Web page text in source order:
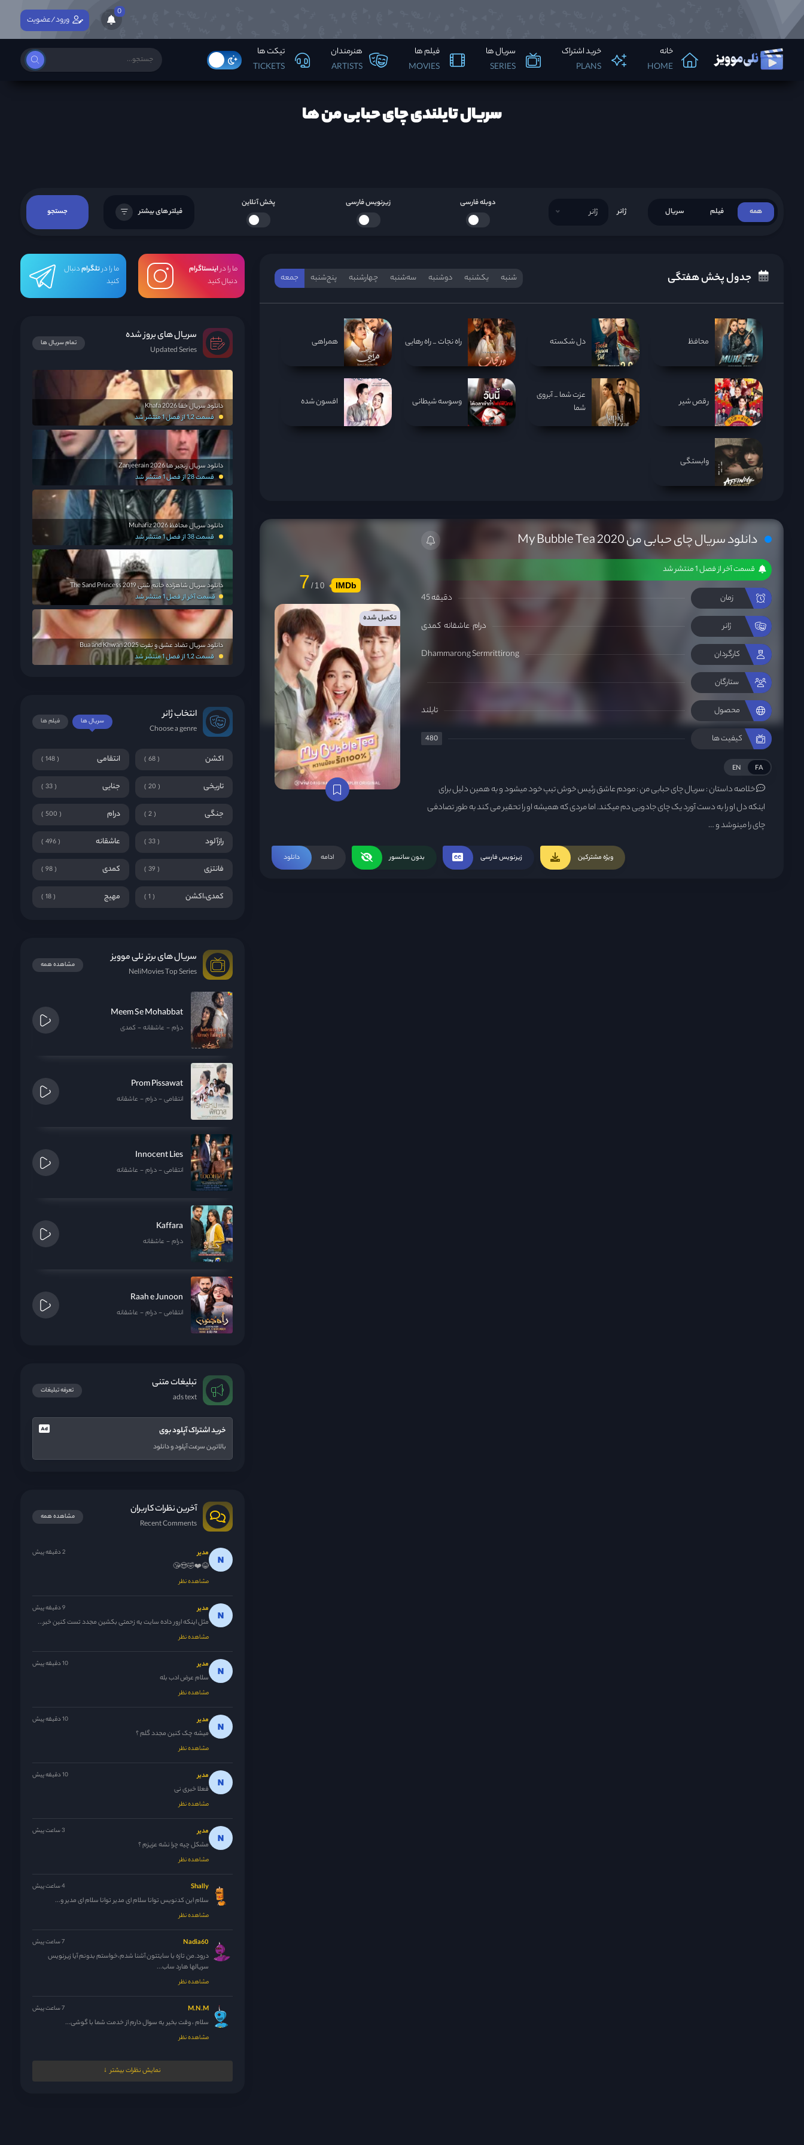
0
خانه
HOME
خرید اشتراک
PLANS
سریال ها
SERIES
فیلم ها
MOVIES
هنرمندان
ARTISTS
تیکت ها
TICKETS
ورود/عضویت
سریال تایلندی چای حبابی من ها
همه فیلم سریال ژانر ژانر
دوبله فارسی زیرنویس فارسی پخش آنلاین
فیلتر های بیشتر جستجو
جدول پخش هفتگی شنبه یکشنبه دوشنبه سه‌‌شنبه چهارشنبه پنج‌شنبه جمعه
محافظ دل شکسته راه نجات _ راه رهایی همراهی
رقص شیر
عزت شما _ آبروی
شما
وسوسه شیطانی افسون شده
وابستگی
دانلود سریال چای حبابی من My Bubble Tea 2020
قسمت آخر از فصل 1 منتشر شد
زمان 45 دقیقه
ژانر درام عاشقانه کمدی
کارگردان Dhammarong Sermrittirong
ستارگان
محصول تایلند
کیفیت ها 480
FA
EN
خلاصه داستان :سریال چای حبابی من : مودم عاشق رئیس خوش تیپ خود میشود و به همین دلیل برای
اینکه دل او را به دست آورد یک چای جادویی دم میکند. اما مردی که همیشه او را تحقیر می کند به طور تصادفی
چای را مینوشد و …
ادامه دانلود ویژه مشترکین زیرنویس فارسی بدون سانسور
7 IMDb
تکمیل شده
ما را دراینستاگرام
دنبال کنید
ما را درتلگرامدنبال
کنید
سریال های بروز شده
Updated Series
تمام سریال ها
دانلود سریال خفا Khafa 2026
قسمت 1,2 از فصل 1 منتشر شد
دانلود سریال زنجیر ها Zanjeerain 2026
قسمت 28 از فصل 1 منتشر شد
دانلود سریال محافظ Muhafiz 2026
قسمت 38 از فصل 1 منتشر شد
دانلود سریال شاهزاده خانم شنی The Sand Princess 2019
قسمت آخر از فصل 1 منتشر شد
دانلود سریال تضاد عشق و نفرت Bua and Khwan 2025
قسمت 1,2 از فصل 1 منتشر شد
انتخاب ژانر
Choose a genre
فیلم ها سریال ها
اکشن 68 انتقامی 148
تاریخی 20 جنایی 33
جنگی 2 درام 500
رازآلود 33 عاشقانه 496
فانتزی 39 کمدی 98
کمدی،اکشن 1 مهیج 18
سریال های برتر نلی موویز
NeliMovies Top Series
مشاهده همه
Meem Se Mohabbat
درام عاشقانه کمدی
Prom Pissawat
انتقامی درام عاشقانه
Innocent Lies
انتقامی درام عاشقانه
Kaffara
درام عاشقانه
Raah e Junoon
انتقامی درام عاشقانه
تبلیغات متنی
ads text
تعرفه تبلیغات
خرید اشتراک آپلود بوی
بالاترین سرعت آپلود و دانلود
آخرین نظرات کاربران
Recent Comments
مشاهده همه
مدیر 2 دقیقه پیش
😂❤️🤣😍😘
مشاهده نظر
مدیر 9 دقیقه پیش
مثل اینکه ارور داده سایت یه زحمتی بکشین مجدد تست کنین خبر...
مشاهده نظر
مدیر 10 دقیقه پیش
سلام عرض ادب بله
مشاهده نظر
مدیر 10 دقیقه پیش
میشه چک کنین مجدد گلم ؟
مشاهده نظر
مدیر 10 دقیقه پیش
فعلا خبری نی
مشاهده نظر
مدیر 3 ساعت پیش
مشکل چیه چرا نشه عزیزم ؟
مشاهده نظر
Shally 4 ساعت پیش
سلام این کدنویس توانا سلام ای مدیر توانا سلام ای مدیر و...
مشاهده نظر
Nadia60 7 ساعت پیش
درود.من تازه با سایتتون آشنا شدم،خواستم بدونم آیا زیرنویس
سریالها هارد ساب...
مشاهده نظر
M.N.M 7 ساعت پیش
سلام ، وقت بخیر یه سوال دارم از خدمت شما با گوشی...
مشاهده نظر
سلام ادمین عزیز. من نمی‌تونم وارد حسابم بشم میزنه خطایی رخ
نمایش نظرات بیشتر